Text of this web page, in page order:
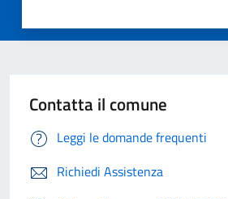
Contatta il comune
Leggi le domande frequenti
Richiedi Assistenza